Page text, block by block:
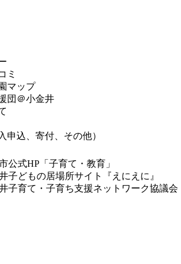
ミ
マップ
団＠小金井
申込、寄付、その他）
公式HP「子育て・教育」
子どもの居場所サイト『えにえに』
子育て・子育ち支援ネットワーク協議会